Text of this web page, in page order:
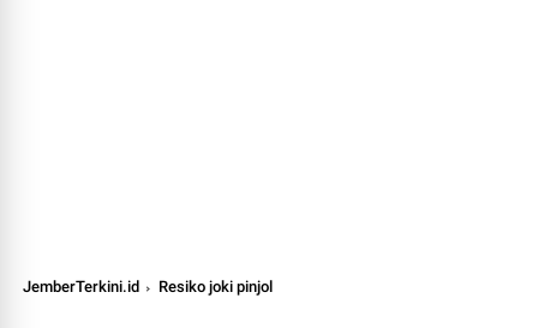
JemberTerkini.id Resiko joki pinjol